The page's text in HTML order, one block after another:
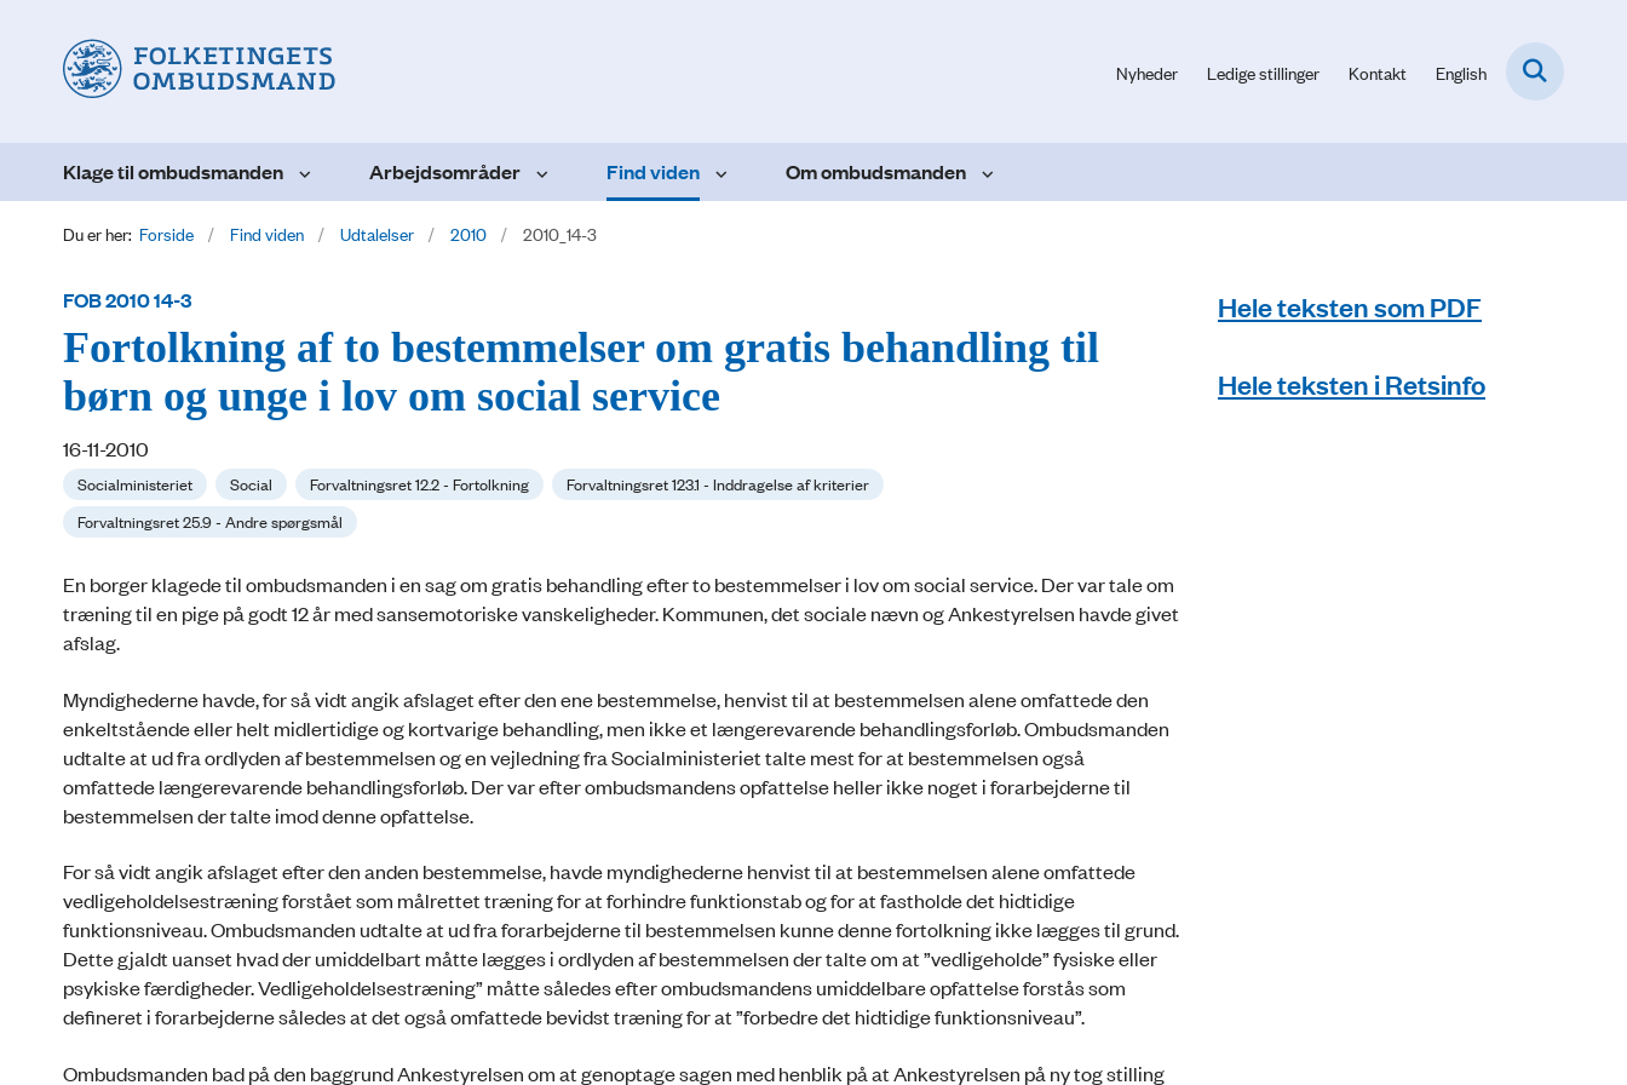
Nyheder Ledige stillinger Kontakt English
Klage til ombudsmanden Arbejdsområder Find viden Om ombudsmanden
Du er her: Forside Find viden Udtalelser 2010 2010_14-3
FOB 2010 14-3
Fortolkning af to bestemmelser om gratis behandling til
børn og unge i lov om social service
16-11-2010
Socialministeriet Social Forvaltningsret 12.2 - Fortolkning
Forvaltningsret 123.1 - Inddragelse af kriterier
Forvaltningsret 25.9 - Andre spørgsmål
En borger klagede til ombudsmanden i en sag om gratis behandling efter to bestemmelser i lov om social service. Der var tale om
træning til en pige på godt 12 år med sansemotoriske vanskeligheder. Kommunen, det sociale nævn og Ankestyrelsen havde givet
afslag.
Myndighederne havde, for så vidt angik afslaget efter den ene bestemmelse, henvist til at bestemmelsen alene omfattede den
enkeltstående eller helt midlertidige og kortvarige behandling, men ikke et længerevarende behandlingsforløb. Ombudsmanden
udtalte at ud fra ordlyden af bestemmelsen og en vejledning fra Socialministeriet talte mest for at bestemmelsen også
omfattede længerevarende behandlingsforløb. Der var efter ombudsmandens opfattelse heller ikke noget i forarbejderne til
bestemmelsen der talte imod denne opfattelse.
For så vidt angik afslaget efter den anden bestemmelse, havde myndighederne henvist til at bestemmelsen alene omfattede
vedligeholdelsestræning forstået som målrettet træning for at forhindre funktionstab og for at fastholde det hidtidige
funktionsniveau. Ombudsmanden udtalte at ud fra forarbejderne til bestemmelsen kunne denne fortolkning ikke lægges til grund.
Dette gjaldt uanset hvad der umiddelbart måtte lægges i ordlyden af bestemmelsen der talte om at ”vedligeholde” fysiske eller
psykiske færdigheder. Vedligeholdelsestræning” måtte således efter ombudsmandens umiddelbare opfattelse forstås som
defineret i forarbejderne således at det også omfattede bevidst træning for at ”forbedre det hidtidige funktionsniveau”.
Ombudsmanden bad på den baggrund Ankestyrelsen om at genoptage sagen med henblik på at Ankestyrelsen på ny tog stilling
Hele teksten som PDF
Hele teksten i Retsinfo